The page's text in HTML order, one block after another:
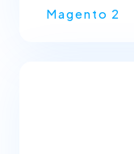
Magento 2